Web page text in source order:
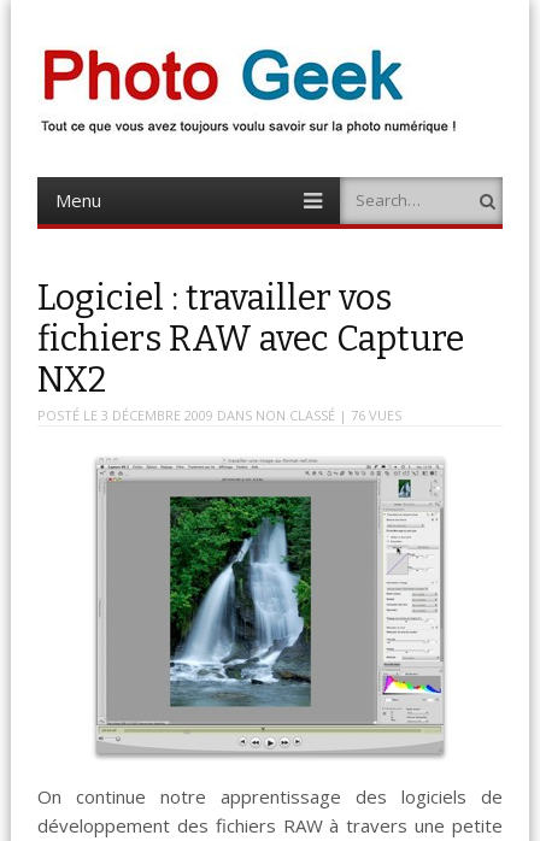
Photo Geek
Menu
content
Search
Logiciel : travailler vos
fichiers RAW avec Capture
NX2
POSTÉ LE3 DÉCEMBRE 2009 DANS NON CLASSÉ | 76 VUES
On continue notre apprentissage des logiciels de
développement des fichiers RAW à travers une petite